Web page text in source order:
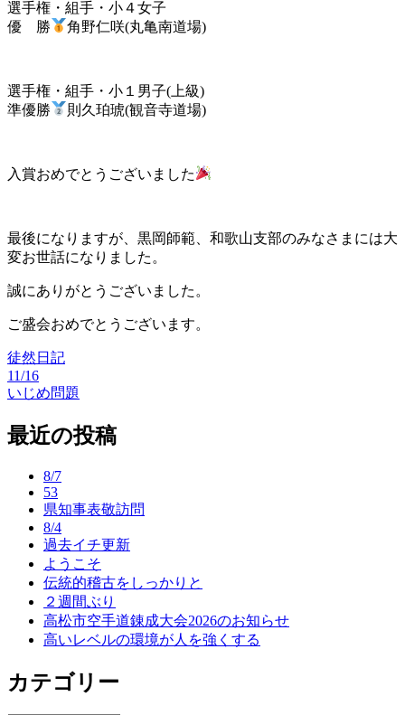
選手権・組手・小４女子
優 勝
角野仁咲(丸亀南道場)
選手権・組手・小１男子(上級)
準優勝
則久珀琥(観音寺道場)
入賞おめでとうございました
最後になりますが、黒岡師範、和歌山支部のみなさまには大
変お世話になりました。
誠にありがとうございました。
ご盛会おめでとうございます。
徒然日記
投
ナ
11/16
いじめ問題
最近の投稿
8/7
53
県知事表敬訪問
8/4
過去イチ更新
ようこそ
伝統的稽古をしっかりと
２週間ぶり
高松市空手道錬成大会2026のお知らせ
高いレベルの環境が人を強くする
カテゴリー